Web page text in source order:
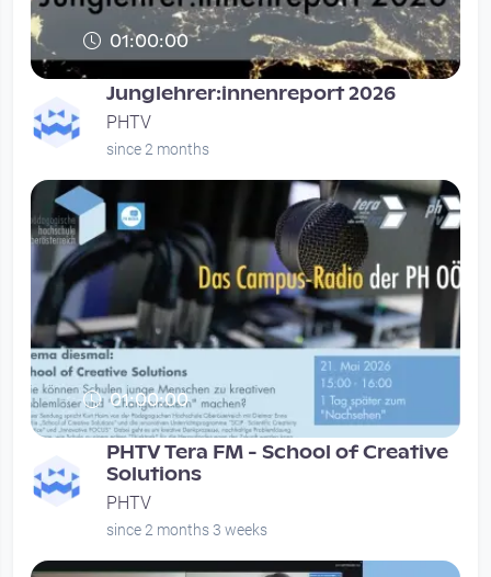
01:00:00
Junglehrer:innenreport 2026
PHTV
since 2 months
01:00:00
PHTV Tera FM - School of Creative
Solutions
PHTV
since 2 months 3 weeks